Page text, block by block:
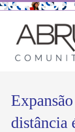
distância